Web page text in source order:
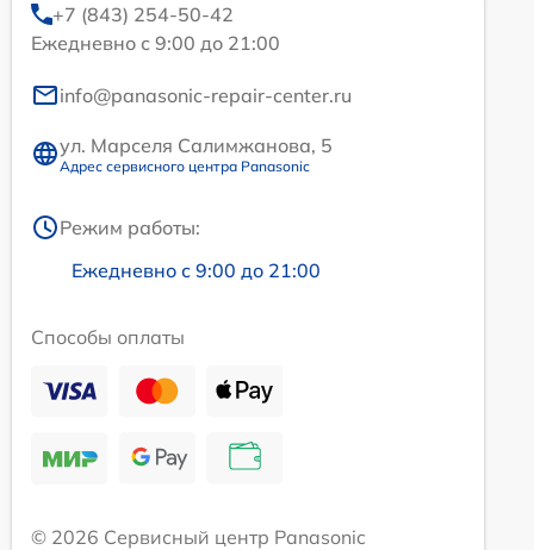
+7 (843) 254-50-42
Ежедневно с 9:00 до 21:00
info@panasonic-repair-center.ru
ул. Марселя Салимжанова, 5
Адрес сервисного центра Panasonic
Режим работы:
Ежедневно с 9:00 до 21:00
Способы оплаты
© 2026 Сервисный центр Panasonic